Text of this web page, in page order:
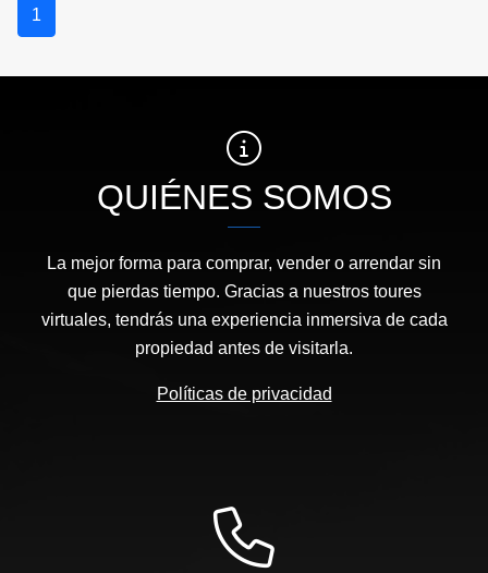
1
QUIÉNES SOMOS
La mejor forma para comprar, vender o arrendar sin
que pierdas tiempo. Gracias a nuestros toures
virtuales, tendrás una experiencia inmersiva de cada
propiedad antes de visitarla.
Políticas de privacidad